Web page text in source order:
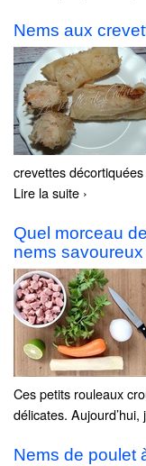
Nems aux
crevettes
Lire la suite ›
Quel morceau
nems
Ces petits rouleaux
délicates.
Nems de poulet